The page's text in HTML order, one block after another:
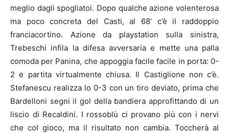
meglio dagli spogliatoi. Dopo qualche azione volenterosa
ma poco concreta del Casti, al 68’ c’è il raddoppio
franciacortino. Azione da playstation sulla sinistra,
Trebeschi infila la difesa avversaria e mette una palla
comoda per Panina, che appoggia facile facile in porta: 0-
2 e partita virtualmente chiusa. Il Castiglione non c’è.
Stefanescu realizza lo 0-3 con un tiro deviato, prima che
Bardelloni segni il gol della bandiera approfittando di un
liscio di Recaldini. I rossoblù ci provano più con i nervi
che col gioco, ma il risultato non cambia. Toccherà al